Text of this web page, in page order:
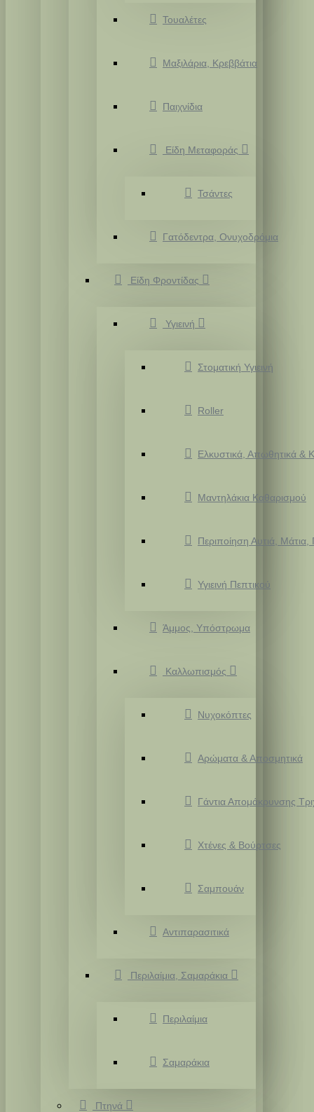
Τουαλέτες
Μαξιλάρια, Κρεββάτια
Παιχνίδια
Είδη Μεταφοράς
Τσάντες
Γατόδεντρα, Ονυχοδρόμια
Είδη Φροντίδας
Υγιεινή
Στοματική Υγιεινή
Roller
Ελκυστικά, Απωθητικά &
Μαντηλάκια Καθαρισμού
Περιποίηση Αυτιά,
Υγιεινή Πεπτικού
Άμμος, Υπόστρωμα
Καλλωπισμός
Νυχοκόπτες
Αρώματα & Αποσμητικά
Γάντια Απομάκρυνσης
Χτένες & Βούρτσες
Σαμπουάν
Αντιπαρασιτικά
Περιλαίμια, Σαμαράκια
Περιλαίμια
Σαμαράκια
Πτηνά